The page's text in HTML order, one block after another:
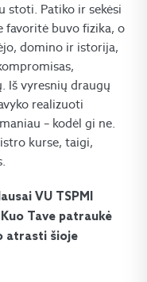
stoti. Patiko ir sekėsi
favoritė buvo fizika, o
domino ir istorija,
Iš vyresnių draugų
realizuoti
– kodėl gi ne.
kurse, taigi,
VU TSPMI
Tave patraukė
atrasti šioje